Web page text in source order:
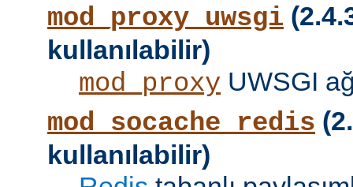
mod_proxy_uwsgi
kullanılabilir)
mod_proxy UWSGI
mod_socache_redis
kullanılabilir)